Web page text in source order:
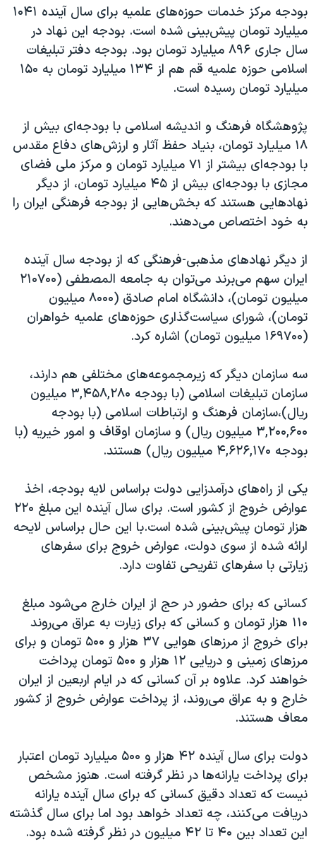
بودجه مرکز خدمات حوزه‌های علمیه برای سال آینده ۱۰۴۱
میلیارد تومان پیش‌بینی شده است. بودجه این نهاد در
سال جاری ۸۹۶ میلیارد تومان بود. بودجه دفتر تبلیغات
اسلامی حوزه علمیه قم هم از ۱۳۴ میلیارد تومان به ۱۵۰
میلیارد تومان رسیده است.
پژوهشگاه فرهنگ و اندیشه اسلامی با بودجه‌ای بیش از
۱۸ میلیارد تومان، بنیاد حفظ آثار و ارزش‌های دفاع مقدس
با بودجه‌ای بیشتر از ۷۱ میلیارد تومان و مرکز ملی فضای
مجازی با بودجه‌ای بیش از ۴۵ میلیارد تومان، از دیگر
نهادهایی هستند که بخش‌هایی از بودجه فرهنگی ایران را
به خود اختصاص می‌دهند.
از دیگر نهادهای مذهبی-فرهنگی که از بودجه سال آینده
ایران سهم می‌برند می‌توان به جامعه المصطفی (۲۱۰۷۰۰
میلیون تومان)، دانشگاه امام صادق (۸۰۰۰ میلیون
تومان)، شورای سیاست‌گذاری حوزه‌های علمیه خواهران
(۱۶۹۷۰۰ میلیون تومان) اشاره کرد.
سه سازمان دیگر که زیرمجموعه‌های مختلفی هم دارند،
سازمان تبلیغات اسلامی (با بودجه ۳,۴۵۸,۲۸۰ میلیون
ریال)،سازمان فرهنگ و ارتباطات اسلامی (با بودجه
۳,۲۰۰,۶۰۰ میلیون ریال) و سازمان اوقاف و امور خیریه (با
بودجه ۴,۶۲۶,۱۷۰ میلیون ریال) هستند.
یکی از راه‌های درآمدزایی دولت براساس لایه بودجه، اخذ
عوارض خروج از کشور است. برای سال آینده این مبلغ ۲۲۰
هزار تومان پیش‌بینی شده است.با این حال براساس لایحه
ارائه شده از سوی دولت، عوارض خروج برای سفرهای
زیارتی با سفرهای تفریحی تفاوت دارد.
کسانی که برای حضور در حج از ایران خارج می‌شود مبلغ
۱۱۰ هزار تومان و کسانی که برای زیارت به عراق می‌روند
برای خروج از مرزهای هوایی ۳۷ هزار و ۵۰۰ تومان و برای
مرزهای زمینی و دریایی ۱۲ هزار و ۵۰۰ تومان پرداخت
خواهند کرد. علاوه بر آن کسانی که در ایام اربعین از ایران
خارج و به عراق می‌روند، از پرداخت عوارض خروج از کشور
معاف هستند.
دولت برای سال آینده ۴۲ هزار و ۵۰۰ میلیارد تومان اعتبار
برای پرداخت یارانه‌ها در نظر گرفته است. هنوز مشخص
نیست که تعداد دقیق کسانی که برای سال آینده یارانه
دریافت می‌کنند، چه تعداد خواهد بود اما برای سال گذشته
این تعداد بین ۴۰ تا ۴۲ میلیون در نظر گرفته شده بود.